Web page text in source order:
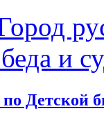
и
Детской